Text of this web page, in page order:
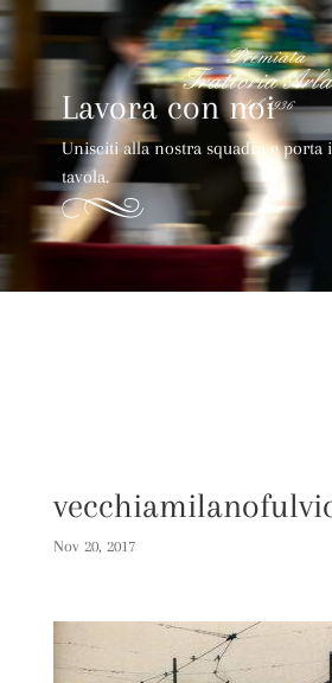
Lavora con noi
Unisciti alla nostra squadra e porta
tavola.
Nov 20, 2017